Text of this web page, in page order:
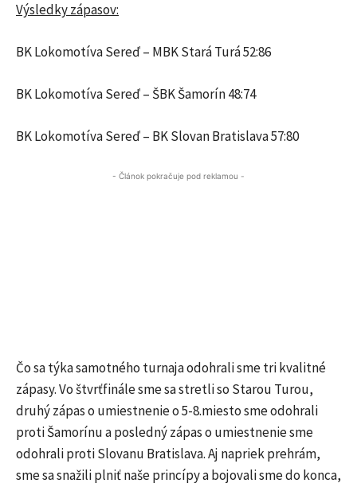
Výsledky zápasov:
BK Lokomotíva Sereď – MBK Stará Turá 52:86
BK Lokomotíva Sereď – ŠBK Šamorín 48:74
BK Lokomotíva Sereď – BK Slovan Bratislava 57:80
- Článok pokračuje pod reklamou -
Čo sa týka samotného turnaja odohrali sme tri kvalitné
zápasy. Vo štvrťfinále sme sa stretli so Starou Turou,
druhý zápas o umiestnenie o 5-8.miesto sme odohrali
proti Šamorínu a posledný zápas o umiestnenie sme
odohrali proti Slovanu Bratislava. Aj napriek prehrám,
sme sa snažili plniť naše princípy a bojovali sme do konca,